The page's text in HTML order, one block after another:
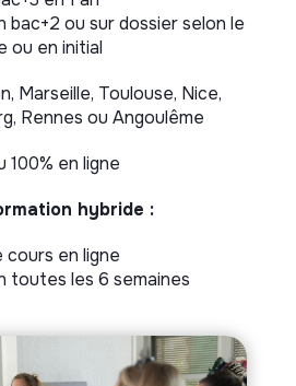
bac+2 ou sur dossier selon le
ou en initial
Marseille, Toulouse, Nice,
Rennes ou Angoulême
100% en ligne
hybride :
en ligne
toutes les 6 semaines